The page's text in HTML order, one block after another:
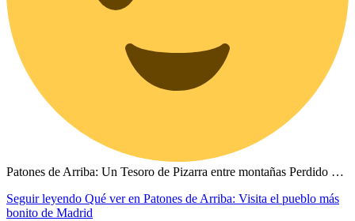
Patones de Arriba: Un Tesoro de Pizarra entre montañas Perdido …
Seguir leyendo Qué ver en Patones de Arriba: Visita el pueblo más
bonito de Madrid